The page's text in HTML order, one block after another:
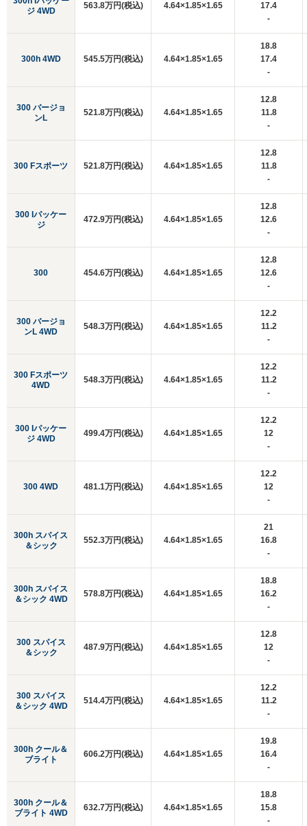
ジ 4WD
300h 4WD
300 バージョ
ンL
300 Fスポーツ
300 Iパッケー
ジ
300
300 バージョ
ンL 4WD
300 Fスポーツ
4WD
300 Iパッケー
ジ 4WD
300 4WD
300h スパイス
＆シック
300h スパイス
＆シック 4WD
300 スパイス
＆シック
300 スパイス
＆シック 4WD
300h クール＆
ブライト
300h クール＆
ブライト 4WD
563.8万円(税込) 4.64×1.85×1.65
17.4
-
545.5万円(税込) 4.64×1.85×1.65
18.8
17.4
-
521.8万円(税込) 4.64×1.85×1.65
12.8
11.8
-
521.8万円(税込) 4.64×1.85×1.65
12.8
11.8
-
472.9万円(税込) 4.64×1.85×1.65
12.8
12.6
-
454.6万円(税込) 4.64×1.85×1.65
12.8
12.6
-
548.3万円(税込) 4.64×1.85×1.65
12.2
11.2
-
548.3万円(税込) 4.64×1.85×1.65
12.2
11.2
-
499.4万円(税込) 4.64×1.85×1.65
12.2
12
-
481.1万円(税込) 4.64×1.85×1.65
12.2
12
-
552.3万円(税込) 4.64×1.85×1.65
21
16.8
-
578.8万円(税込) 4.64×1.85×1.65
18.8
16.2
-
487.9万円(税込) 4.64×1.85×1.65
12.8
12
-
514.4万円(税込) 4.64×1.85×1.65
12.2
11.2
-
606.2万円(税込) 4.64×1.85×1.65
19.8
16.4
-
632.7万円(税込) 4.64×1.85×1.65
18.8
15.8
-